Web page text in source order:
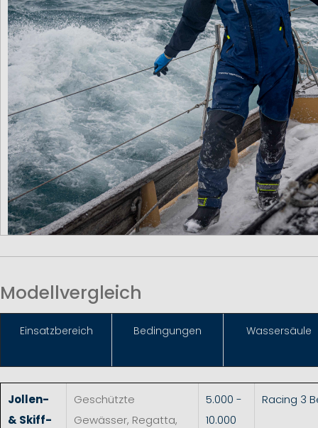
Modellvergleich
Einsatzbereich Bedingungen Wassersäule
Jollen-
& Skiff-
Geschützte
Gewässer, Regatta,
5.000 -
10.000
Racing 3